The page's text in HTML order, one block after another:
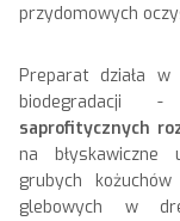
przydomowych
Preparat działa
biodegradacji
saprofitycznych
na błyskawiczne
grubych
glebowych w